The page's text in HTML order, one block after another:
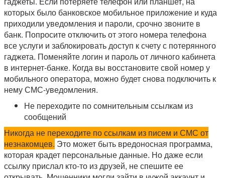
которых было банковское мобильное приложение и куда
приходили уведомления и пароли, срочно звоните в
банк. Попросите отключить от этого номера телефона
все услуги и заблокировать доступ к счету с потерянного
гаджета. Поменяйте логин и пароль от личного кабинета
в интернет-банке. Когда вы восстановите свой номер у
мобильного оператора, можно будет снова подключить к
нему СМС-уведомления.
Не переходите по сомнительным ссылкам из
сообщений
Никогда не переходите по ссылкам из писем и СМС от
незнакомцев. Это может быть вредоносная программа,
которая крадет персональные данные. Но даже если
ссылку прислал кто-то из друзей, не спешите ее